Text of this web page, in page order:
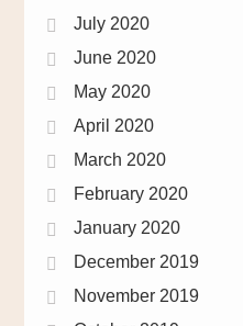
July 2020
June 2020
May 2020
April 2020
March 2020
February 2020
January 2020
December 2019
November 2019